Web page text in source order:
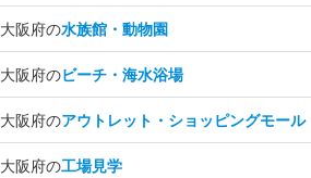
大阪府の水族館・動物園
大阪府のビーチ・海水浴場
大阪府のアウトレット・ショッピングモール
大阪府の工場見学